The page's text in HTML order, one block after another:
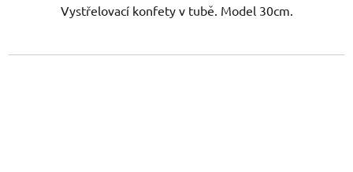
Vystřelovací konfety v tubě. Model 30cm.